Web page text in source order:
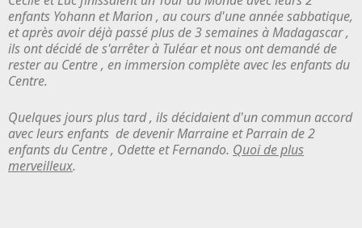
enfants Yohann et Marion , au cours d'une année sabbatique,
et après avoir déjà passé plus de 3 semaines à Madagascar ,
ils ont décidé de s'arrêter à Tuléar et nous ont demandé de
rester au Centre , en immersion complète avec les enfants du
Centre.
Quelques jours plus tard , ils décidaient d'un commun accord
avec leurs enfants de devenir Marraine et Parrain de 2
enfants du Centre , Odette et Fernando. Quoi de plus
merveilleux.